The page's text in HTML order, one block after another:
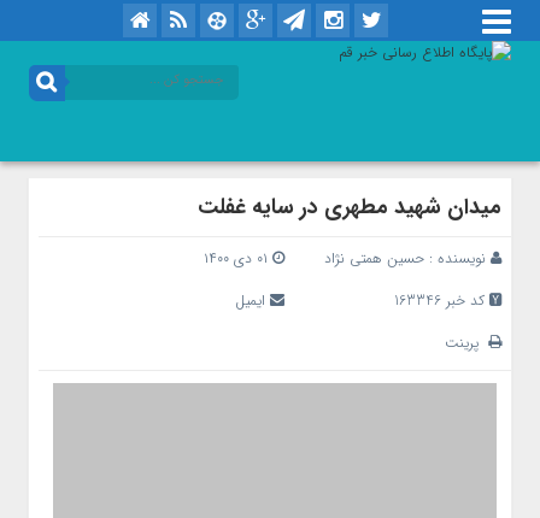
میدان شهید مطهری در سایه غفلت
نویسنده : حسین همتی نژاد
کد خبر 163346
ایمیل
پرینت